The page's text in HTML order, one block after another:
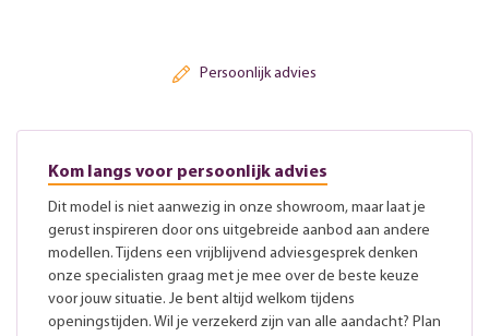
Persoonlijk advies
Kom langs voor persoonlijk advies
Dit model is niet aanwezig in onze showroom, maar laat je
gerust inspireren door ons uitgebreide aanbod aan andere
modellen. Tijdens een vrijblijvend adviesgesprek denken
onze specialisten graag met je mee over de beste keuze
voor jouw situatie. Je bent altijd welkom tijdens
openingstijden. Wil je verzekerd zijn van alle aandacht? Plan